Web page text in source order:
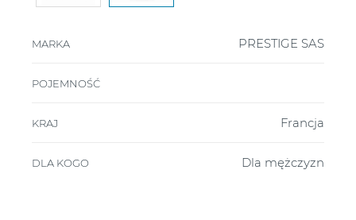
MARKA PRESTIGE SAS
POJEMNOŚĆ
KRAJ Francja
DLA KOGO Dla mężczyzn